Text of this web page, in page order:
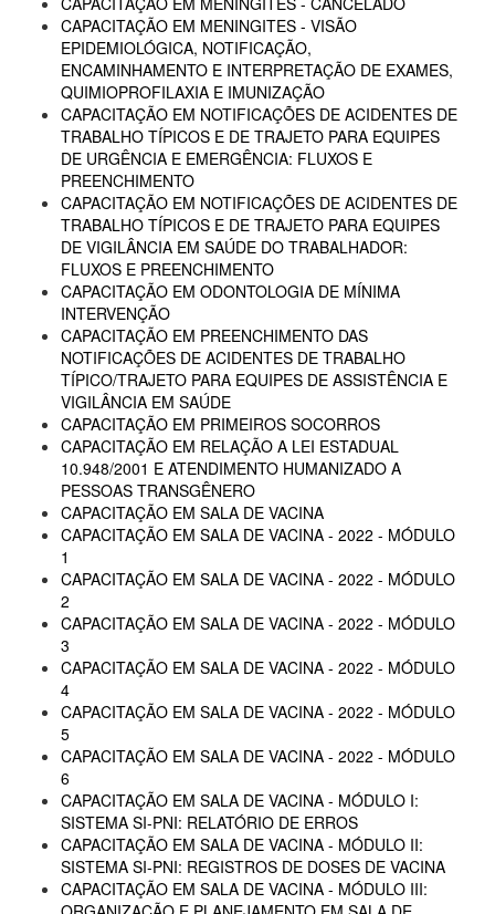
CAPACITAÇÃO EM MENINGITES - VISÃO
EPIDEMIOLÓGICA, NOTIFICAÇÃO,
ENCAMINHAMENTO E INTERPRETAÇÃO DE EXAMES,
QUIMIOPROFILAXIA E IMUNIZAÇÃO
CAPACITAÇÃO EM NOTIFICAÇÕES DE ACIDENTES DE
TRABALHO TÍPICOS E DE TRAJETO PARA EQUIPES
DE URGÊNCIA E EMERGÊNCIA: FLUXOS E
PREENCHIMENTO
CAPACITAÇÃO EM NOTIFICAÇÕES DE ACIDENTES DE
TRABALHO TÍPICOS E DE TRAJETO PARA EQUIPES
DE VIGILÂNCIA EM SAÚDE DO TRABALHADOR:
FLUXOS E PREENCHIMENTO
CAPACITAÇÃO EM ODONTOLOGIA DE MÍNIMA
INTERVENÇÃO
CAPACITAÇÃO EM PREENCHIMENTO DAS
NOTIFICAÇÕES DE ACIDENTES DE TRABALHO
TÍPICO/TRAJETO PARA EQUIPES DE ASSISTÊNCIA E
VIGILÂNCIA EM SAÚDE
CAPACITAÇÃO EM PRIMEIROS SOCORROS
CAPACITAÇÃO EM RELAÇÃO A LEI ESTADUAL
10.948/2001 E ATENDIMENTO HUMANIZADO A
PESSOAS TRANSGÊNERO
CAPACITAÇÃO EM SALA DE VACINA
CAPACITAÇÃO EM SALA DE VACINA - 2022 - MÓDULO
1
CAPACITAÇÃO EM SALA DE VACINA - 2022 - MÓDULO
2
CAPACITAÇÃO EM SALA DE VACINA - 2022 - MÓDULO
3
CAPACITAÇÃO EM SALA DE VACINA - 2022 - MÓDULO
4
CAPACITAÇÃO EM SALA DE VACINA - 2022 - MÓDULO
5
CAPACITAÇÃO EM SALA DE VACINA - 2022 - MÓDULO
6
CAPACITAÇÃO EM SALA DE VACINA - MÓDULO I:
SISTEMA SI-PNI: RELATÓRIO DE ERROS
CAPACITAÇÃO EM SALA DE VACINA - MÓDULO II:
SISTEMA SI-PNI: REGISTROS DE DOSES DE VACINA
CAPACITAÇÃO EM SALA DE VACINA - MÓDULO III: